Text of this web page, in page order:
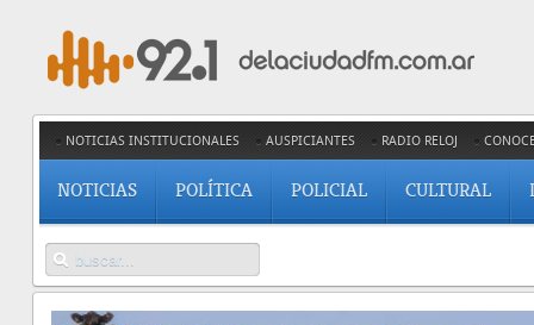
NOTICIAS INSTITUCIONALES AUSPICIANTES RADIO RELOJ
NOTICIAS POLÍTICA POLICIAL CULTURAL